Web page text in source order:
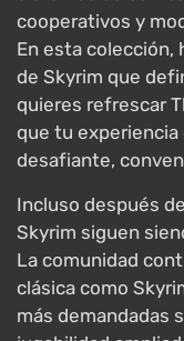
cooperativos y
En esta colección,
de Skyrim que
quieres refrescar
que tu experiencia
desafiante,
Incluso después
Skyrim siguen
La comunidad
clásica como
más demandadas